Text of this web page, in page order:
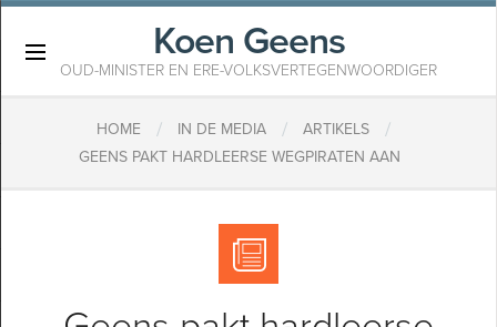
Koen Geens
OUD-MINISTER EN ERE-VOLKSVERTEGENWOORDIGER
HOME / IN DE MEDIA / ARTIKELS /
GEENS PAKT HARDLEERSE WEGPIRATEN AAN